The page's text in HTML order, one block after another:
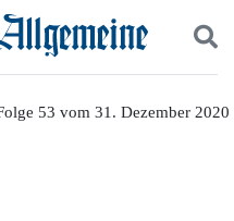
53 vom 31. Dezember 2020